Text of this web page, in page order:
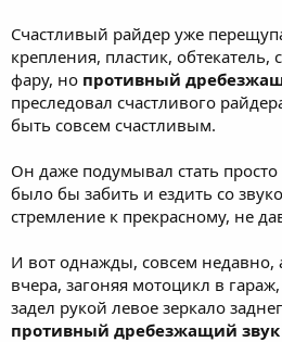
Счастливый райдер уже
крепления, пластик,
фару, но противный
преследовал счастливого
быть совсем счастливым.
Он даже подумывал стать
было бы забить и ездить со
стремление к прекрасному, не
И вот однажды, совсем недавно,
вчера, загоняя мотоцикл в
задел рукой левое зеркало
противный дребезжащий звук